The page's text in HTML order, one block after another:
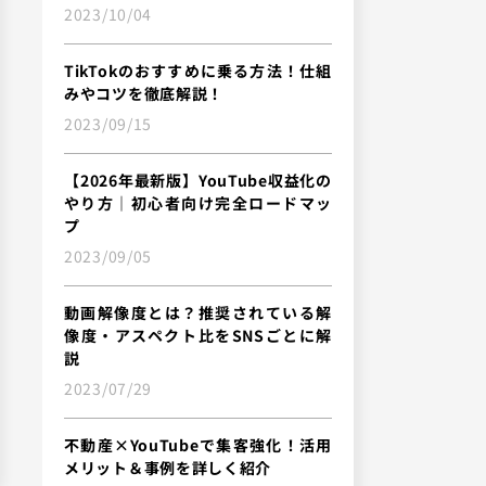
2023/10/04
TikTokのおすすめに乗る方法！仕組
みやコツを徹底解説！
2023/09/15
【2026年最新版】YouTube収益化の
やり方｜初心者向け完全ロードマッ
プ
2023/09/05
動画解像度とは？推奨されている解
像度・アスペクト比をSNSごとに解
説
2023/07/29
不動産×YouTubeで集客強化！活用
メリット＆事例を詳しく紹介